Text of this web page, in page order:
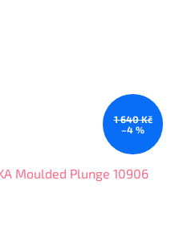
1 640 Kč
–4 %
Moulded Plunge 10906